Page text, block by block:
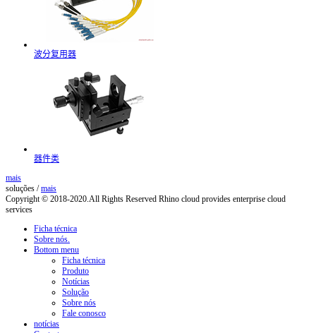
波分复用器
器件类
mais
soluções / mais
Copyright © 2018-2020.All Rights Reserved Rhino cloud provides enterprise cloud
services
Ficha técnica
Sobre nós.
Bottom menu
Ficha técnica
Produto
Notícias
Solução
Sobre nós
Fale conosco
notícias